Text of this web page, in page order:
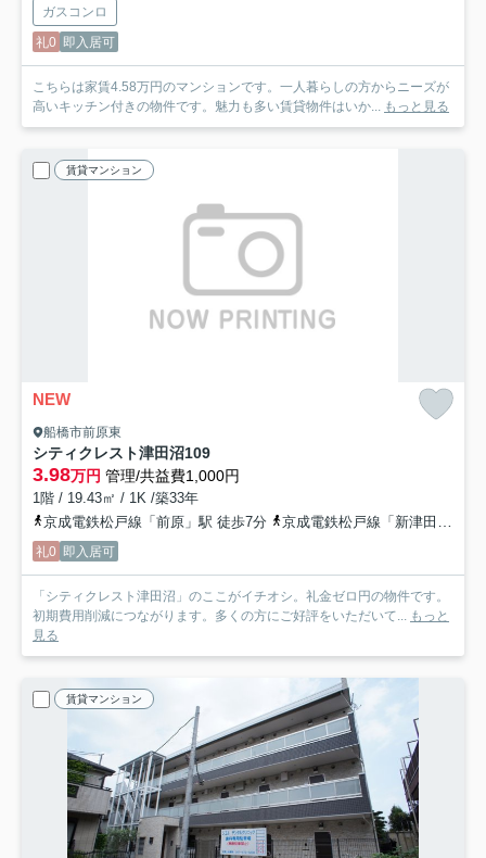
ガスコンロ
礼0 即入居可
こちらは家賃4.58万円のマンションです。一人暮らしの方からニーズが
高いキッチン付きの物件です。魅力も多い賃貸物件はいか... もっと見る
賃貸マンション
NEW
船橋市前原東
シティクレスト津田沼109
3.98万円 管理/共益費1,000円
1階 / 19.43㎡ / 1K /築33年
京成電鉄松戸線「前原」駅 徒歩7分
京成電鉄松戸線「新津田沼」駅 徒歩25分
礼0 即入居可
「シティクレスト津田沼」のここがイチオシ。礼金ゼロ円の物件です。
初期費用削減につながります。多くの方にご好評をいただいて... もっと
見る
賃貸マンション